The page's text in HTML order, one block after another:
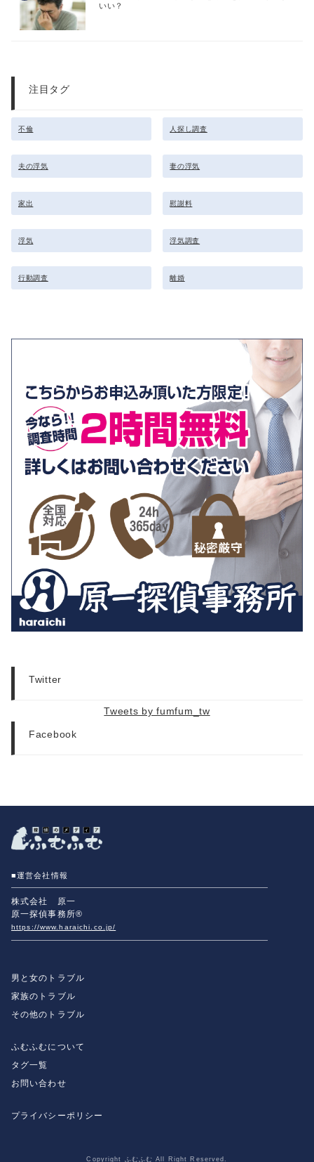
いい？
注目タグ
不倫 人探し調査
夫の浮気 妻の浮気
家出 慰謝料
浮気 浮気調査
行動調査 離婚
Twitter
Tweets by fumfum_tw
Facebook
■運営会社情報
株式会社 原一
原一探偵事務所®
https://www.haraichi.co.jp/
男と女のトラブル
家族のトラブル
その他のトラブル
ふむふむについて
タグ一覧
お問い合わせ
プライバシーポリシー
Copyright ふむふむ All Right Reserved.